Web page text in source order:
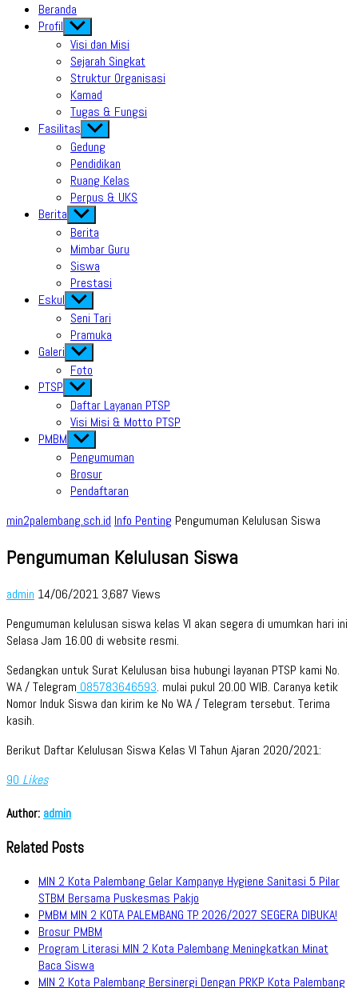
Beranda
Profil Show
sub
menu
Visi dan Misi
Sejarah Singkat
Struktur Organisasi
Kamad
Tugas & Fungsi
Fasilitas Show
sub
menu
Gedung
Pendidikan
Ruang Kelas
Perpus & UKS
Berita Show
sub
menu
Berita
Mimbar Guru
Siswa
Prestasi
Eskul Show
sub
menu
Seni Tari
Pramuka
Galeri Show
sub
menu
Foto
PTSP Show
sub
menu
Daftar Layanan PTSP
Visi Misi & Motto PTSP
PMBM Show
sub
menu
Pengumuman
Brosur
Pendaftaran
min2palembang.sch.id Info Penting Pengumuman Kelulusan Siswa
Pengumuman Kelulusan Siswa
admin 14/06/2021 3,687 Views
Pengumuman kelulusan siswa kelas VI akan segera di umumkan hari ini
Selasa Jam 16.00 di website resmi.
Sedangkan untuk Surat Kelulusan bisa hubungi layanan PTSP kami No.
WA / Telegram 085783646593. mulai pukul 20.00 WIB. Caranya ketik
Nomor Induk Siswa dan kirim ke No WA / Telegram tersebut. Terima
kasih.
Berikut Daftar Kelulusan Siswa Kelas VI Tahun Ajaran 2020/2021:
90 Likes
Author: admin
Related Posts
MIN 2 Kota Palembang Gelar Kampanye Hygiene Sanitasi 5 Pilar
STBM Bersama Puskesmas Pakjo
PMBM MIN 2 KOTA PALEMBANG TP. 2026/2027 SEGERA DIBUKA!
Brosur PMBM
Program Literasi MIN 2 Kota Palembang Meningkatkan Minat
Baca Siswa
MIN 2 Kota Palembang Bersinergi Dengan PRKP Kota Palembang